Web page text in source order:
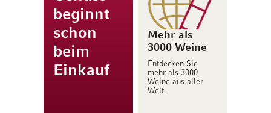
beginnt
schon
beim
Einkauf
Mehr als
3000 Weine
Entdecken Sie
mehr als 3000
Weine aus aller
Welt.